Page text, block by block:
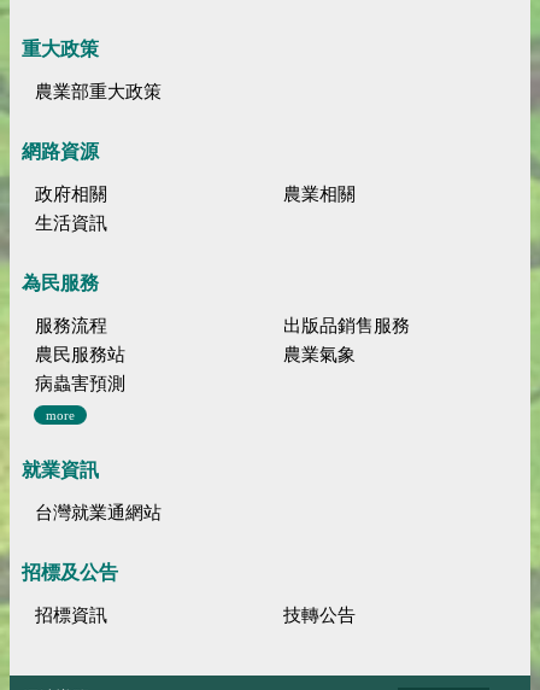
重大政策
農業部重大政策
網路資源
政府相關
農業相關
生活資訊
為民服務
服務流程
出版品銷售服務
農民服務站
農業氣象
病蟲害預測
more
就業資訊
台灣就業通網站
招標及公告
招標資訊 技轉公告